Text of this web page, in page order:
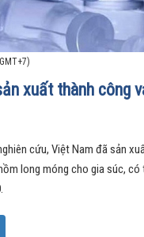
xuất thành công
cứu, Việt Nam đã sản
long móng cho gia súc, có